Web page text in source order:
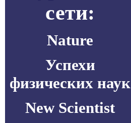
сети:
Nature
Успехи
физических наук
New Scientist